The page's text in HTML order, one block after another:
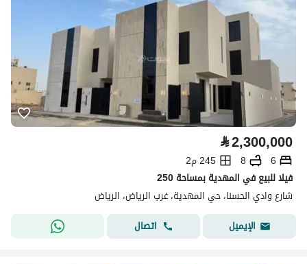
⃁2,300,000
6
8
245 م2
فيلا للبيع في المهدية بمساحة 250
شارع وادي الحسنا، حي المهدية، غرب الرياض، الرياض
الإيميل
اتصال